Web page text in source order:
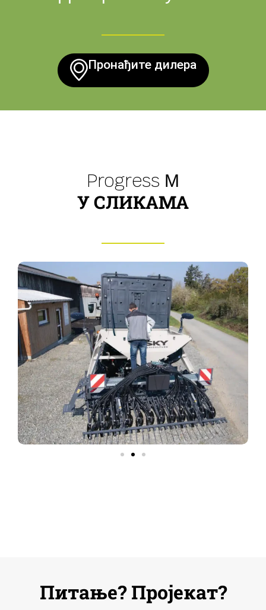
Пронађите дилера
Progress М
У СЛИКАМА
Питање? Пројекат?